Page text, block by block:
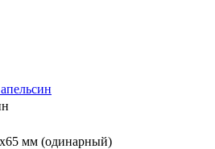
мм (одинарный)